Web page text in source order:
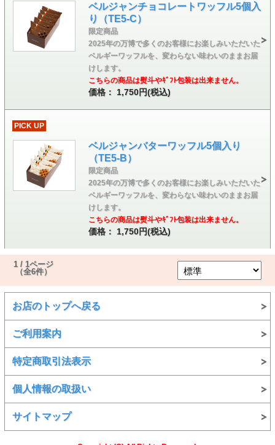
ベルジャンチョコレートワッフル5個入
り（TE5-C）
限定商品
2025年の万博で多くのお客様にお楽しみいただいた
ベルギーワッフルを、変わらない味わいのままお届
けします。
こちらの商品は熨斗やｷﾞﾌﾄ包装は出来ません。
価格： 1,750円(税込)
PICK UP
ベルジャンバターワッフル5個入り
（TE5-B）
限定商品
2025年の万博で多くのお客様にお楽しみいただいた
ベルギーワッフルを、変わらない味わいのままお届
けします。
こちらの商品は熨斗やｷﾞﾌﾄ包装は出来ません。
価格： 1,750円(税込)
1 / 1ページ
（全6件）
お店のトップへ戻る
ご利用案内
特定商取引法表示
個人情報の取扱い
サイトマップ